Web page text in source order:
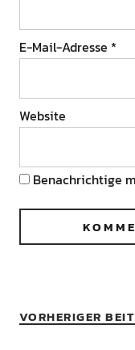
E-Mail-Adresse *
Website
Benachrichtige
VORHERIGER